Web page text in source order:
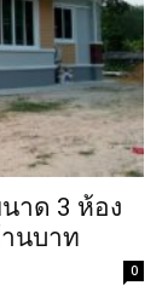
าด 3 ห้อง
นบาท
0